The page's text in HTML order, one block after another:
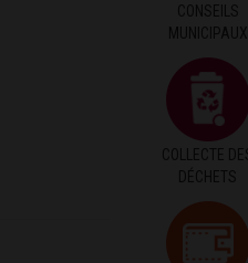
CONSEILS
MUNICIPAUX
COLLECTE DES
DÉCHETS